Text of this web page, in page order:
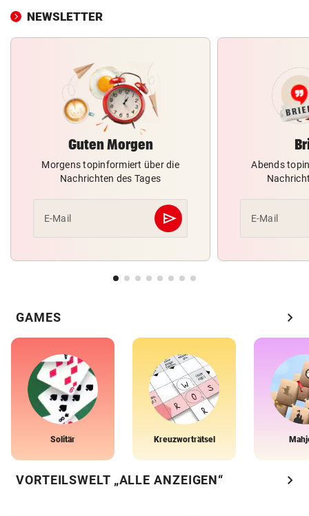
NEWSLETTER
Guten Morgen
Morgens topinformiert über die
Nachrichten des Tages
E-Mail send
Abschicken
Abends
E-Mail
GAMES chevron_right
Solitär Kreuzworträtsel
VORTEILSWELT „ALLE ANZEIGEN“ chevron_right